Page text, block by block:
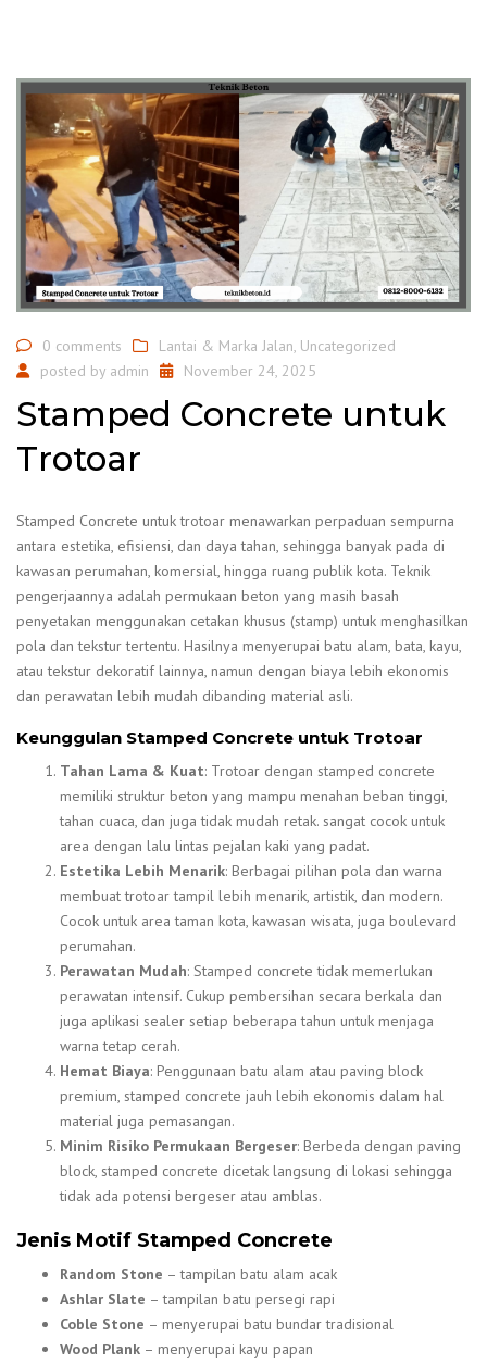
0 comments Lantai & Marka Jalan, Uncategorized
posted by admin November 24, 2025
Stamped Concrete untuk
Trotoar
Stamped Concrete untuk trotoar menawarkan perpaduan sempurna
antara estetika, efisiensi, dan daya tahan, sehingga banyak pada di
kawasan perumahan, komersial, hingga ruang publik kota. Teknik
pengerjaannya adalah permukaan beton yang masih basah
penyetakan menggunakan cetakan khusus (stamp) untuk menghasilkan
pola dan tekstur tertentu. Hasilnya menyerupai batu alam, bata, kayu,
atau tekstur dekoratif lainnya, namun dengan biaya lebih ekonomis
dan perawatan lebih mudah dibanding material asli.
Keunggulan Stamped Concrete untuk Trotoar
Tahan Lama & Kuat: Trotoar dengan stamped concrete
memiliki struktur beton yang mampu menahan beban tinggi,
tahan cuaca, dan juga tidak mudah retak. sangat cocok untuk
area dengan lalu lintas pejalan kaki yang padat.
Estetika Lebih Menarik: Berbagai pilihan pola dan warna
membuat trotoar tampil lebih menarik, artistik, dan modern.
Cocok untuk area taman kota, kawasan wisata, juga boulevard
perumahan.
Perawatan Mudah: Stamped concrete tidak memerlukan
perawatan intensif. Cukup pembersihan secara berkala dan
juga aplikasi sealer setiap beberapa tahun untuk menjaga
warna tetap cerah.
Hemat Biaya: Penggunaan batu alam atau paving block
premium, stamped concrete jauh lebih ekonomis dalam hal
material juga pemasangan.
Minim Risiko Permukaan Bergeser: Berbeda dengan paving
block, stamped concrete dicetak langsung di lokasi sehingga
tidak ada potensi bergeser atau amblas.
Jenis Motif Stamped Concrete
Random Stone – tampilan batu alam acak
Ashlar Slate – tampilan batu persegi rapi
Coble Stone – menyerupai batu bundar tradisional
Wood Plank – menyerupai kayu papan